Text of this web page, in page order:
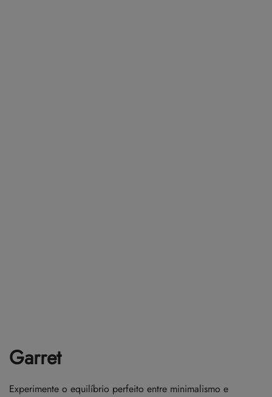
Garret
Experimente o equilíbrio perfeito entre minimalismo e